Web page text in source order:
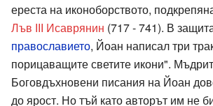
ереста на иконоборството,
Лъв ІІІ Исаврянин (717 - 741). В
православието, Йоан написал три
порицаващите светите икони".
Боговдъхновени писания на Йоан
до ярост. Но тъй като авторът им не